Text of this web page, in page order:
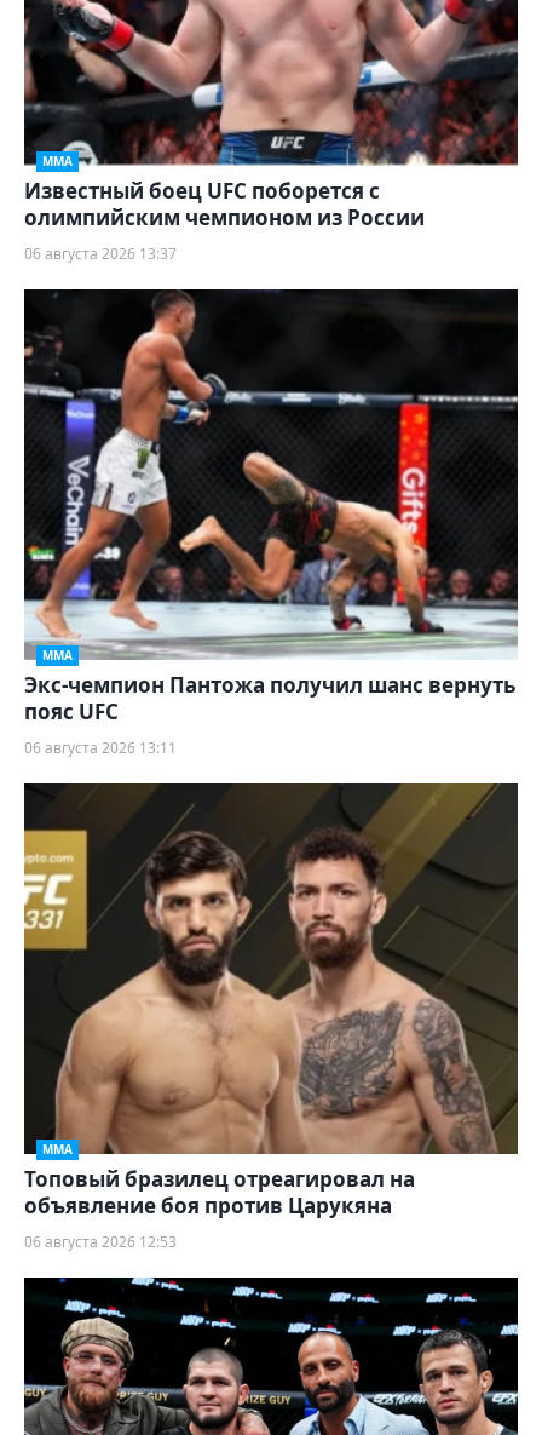
ММА
Известный боец UFC поборется с
олимпийским чемпионом из России
06 августа 2026 13:37
ММА
Экс-чемпион Пантожа получил шанс вернуть
пояс UFC
06 августа 2026 13:11
ММА
Топовый бразилец отреагировал на
объявление боя против Царукяна
06 августа 2026 12:53